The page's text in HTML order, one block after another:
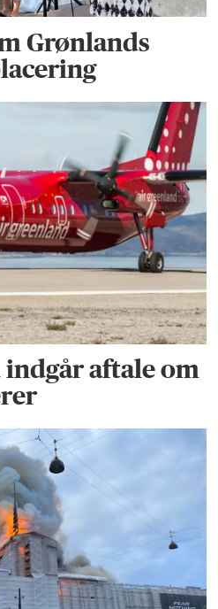
Grønlands
aftale om